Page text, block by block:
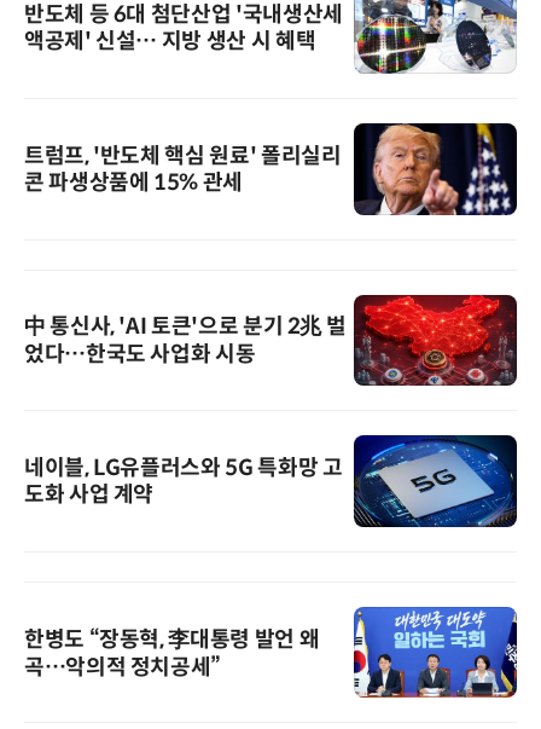
반도체 등 6대 첨단산업 '국내생산세
액공제' 신설… 지방 생산 시 혜택
트럼프, '반도체 핵심 원료' 폴리실리
콘 파생상품에 15% 관세
中 통신사, 'AI 토큰'으로 분기 2兆 벌
었다…한국도 사업화 시동
네이블, LG유플러스와 5G 특화망 고
도화 사업 계약
한병도 “장동혁, 李대통령 발언 왜
곡…악의적 정치공세”